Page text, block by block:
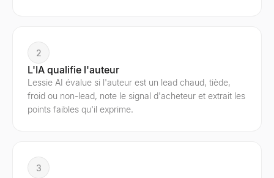
2
L'IA qualifie l'auteur
Lessie AI évalue si l'auteur est un lead chaud, tiède,
froid ou non-lead, note le signal d'acheteur et extrait les
points faibles qu'il exprime.
3